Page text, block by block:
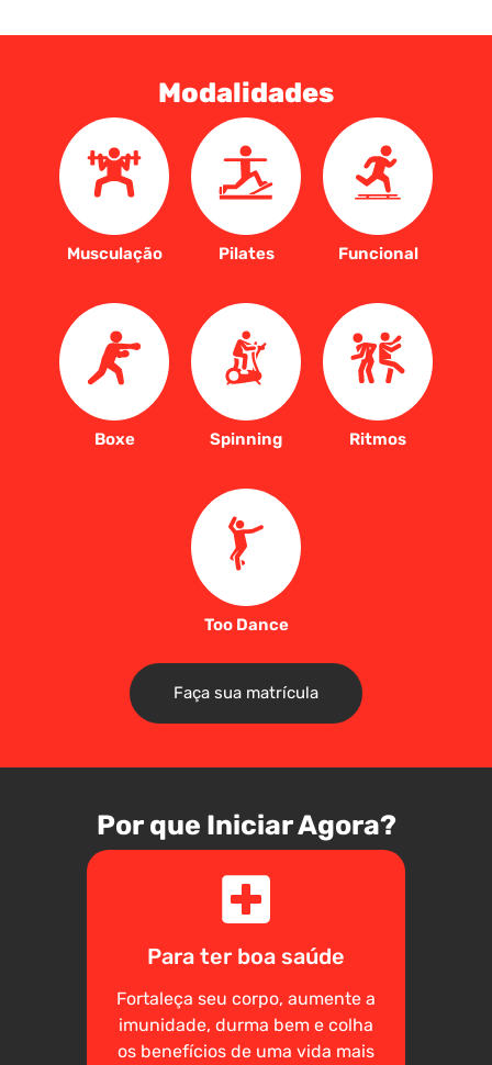
Modalidades
Musculação Pilates Funcional
Boxe Spinning Ritmos
Too Dance
Faça sua matrícula
Por que Iniciar Agora?
Para ter boa saúde
Fortaleça seu corpo, aumente a
imunidade, durma bem e colha
os benefícios de uma vida mais